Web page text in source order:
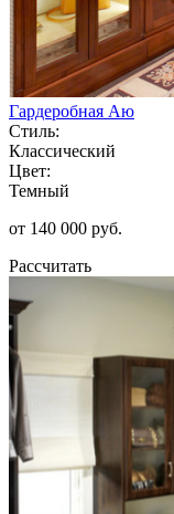
Гардеробная Аю
Стиль:
Классический
Цвет:
Темный
от 140 000 руб.
Рассчитать